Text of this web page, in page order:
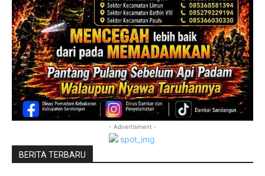
- Advertisment -
BERITA TERBARU